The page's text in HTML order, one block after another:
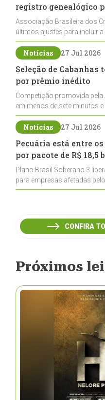
registro genealógico
Associação Brasileira dos
últimos ajustes para incluir
de registros, abrindo
pecuária nacional
Notícias 27 Jul 2026
Seleção de Cabanhas
por prêmio inédito
Competição promovida
em menos de sete minutos
cabanhas na seleção
ao laço
Notícias 27 Jul 2026
Pecuária está entre
por pacote de R$
Plano Brasil Soberano 3
para empresas afetadas
inclui a pecuária entre os
CONFIRA
Próximos